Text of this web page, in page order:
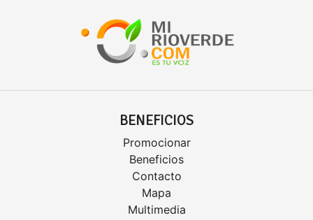
BENEFICIOS
Promocionar
Beneficios
Contacto
Mapa
Multimedia